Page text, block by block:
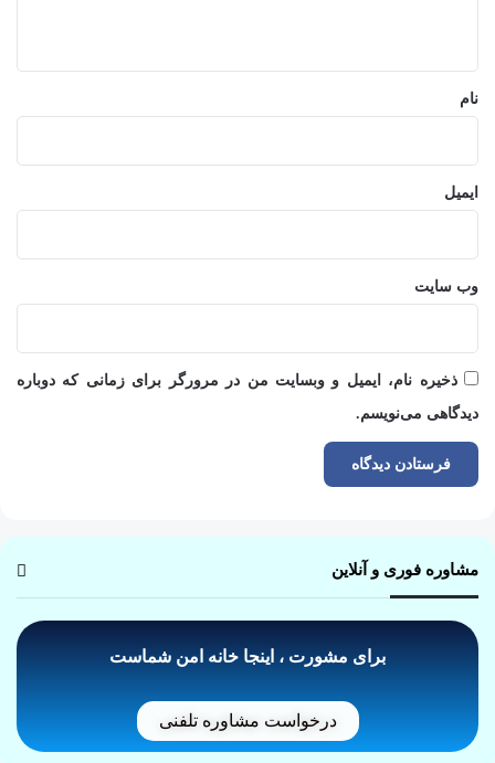
نام
ایمیل
وب‌ سایت
ذخیره نام، ایمیل و وبسایت من در مرورگر برای زمانی که دوباره
دیدگاهی می‌نویسم.
مشاوره فوری و آنلاین
برای مشورت ، اینجا خانه امن شماست
درخواست مشاوره تلفنی